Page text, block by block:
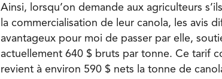
Ainsi, lorsqu’on demande aux agriculteurs
la commercialisation de leur canola, les avis
avantageux pour moi de passer par elle,
actuellement 640 $ bruts par tonne. Ce tarif
revient à environ 590 $ nets la tonne de